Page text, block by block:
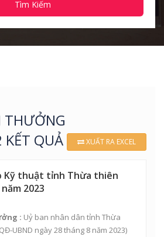
Tìm Kiếm
THƯỞNG
QUẢ
XUẤT RA EXCEL
Kỹ thuật tỉnh Thừa thiên
2023
: Uỷ ban nhân dân tỉnh Thừa
UBND ngày 28 tháng 8 năm 2023)